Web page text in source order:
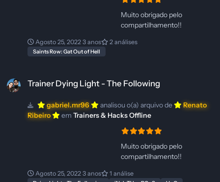
Muito obrigado pelo
compartilhamento!!
Agosto 25, 2022 3 anos 2 análises
Saints Row: Gat Out of Hell
Trainer Dying Light - The Following
gabriel.mr96 analisou o(a) arquivo de
Renato
Ribeiro
em Trainers & Hacks Offline
Muito obrigado pelo
compartilhamento!!
Agosto 25, 2022 3 anos 1 análise